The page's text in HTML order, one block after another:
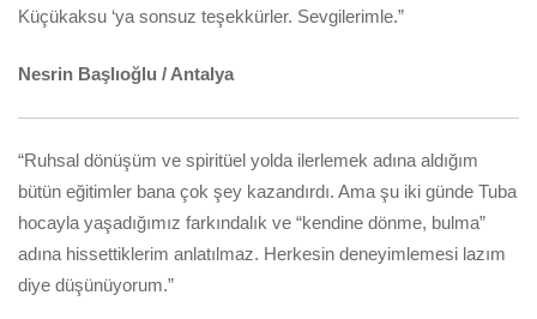
Küçükaksu ‘ya sonsuz teşekkürler. Sevgilerimle.”
Nesrin Başlıoğlu / Antalya
“Ruhsal dönüşüm ve spiritüel yolda ilerlemek adına aldığım
bütün eğitimler bana çok şey kazandırdı. Ama şu iki günde Tuba
hocayla yaşadığımız farkındalık ve “kendine dönme, bulma”
adına hissettiklerim anlatılmaz. Herkesin deneyimlemesi lazım
diye düşünüyorum.”